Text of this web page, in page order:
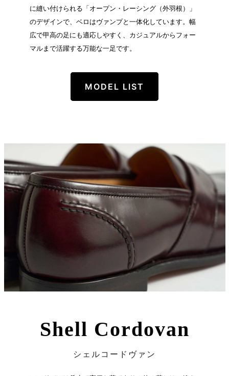
に縫い付けられる「オープン・レーシング（外羽根）」
のデザインで、ベロはヴァンプと一体化しています。幅
広で甲高の足にも適応しやすく、カジュアルからフォー
マルまで活躍する万能な一足です。
MODEL LIST
Shell Cordovan
シェルコードヴァン